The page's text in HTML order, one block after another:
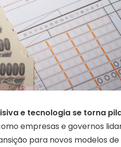
e tecnologia se torna
empresas e governos
para novos modelos